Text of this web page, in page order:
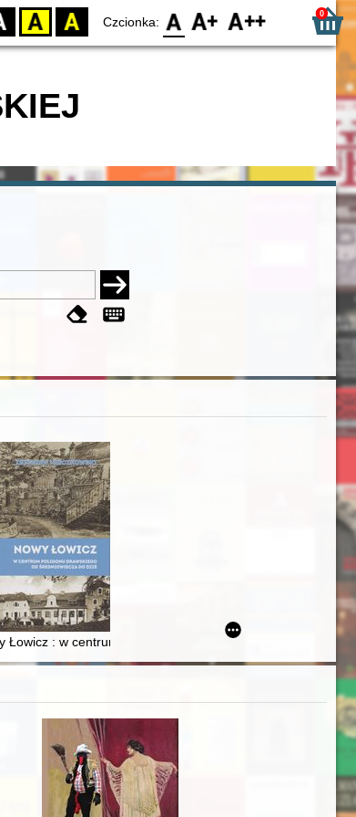
YB BY Czcionka: F0 F1 F2 0
2. poł. XIX w
XVI-wiecznej Rzeczypospolitej
Łowicz : w centrum poligonu drawskiego od średniowiecza